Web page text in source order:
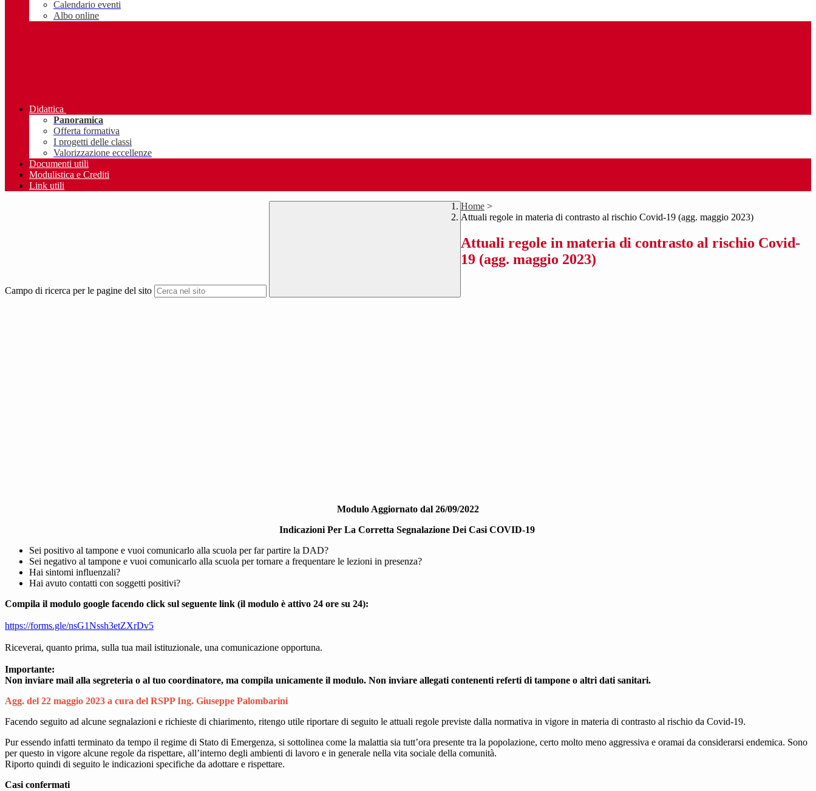
Calendario eventi
Albo online
Didattica
Panoramica
Offerta formativa
I progetti delle classi
Valorizzazione eccellenze
Documenti utili
Modulistica e Crediti
Link utili
Campo di ricerca per le pagine del sito
Home >
Attuali regole in materia di contrasto al rischio Covid-19 (agg. maggio 2023)
Attuali regole in materia di contrasto al rischio Covid-
19 (agg. maggio 2023)
Modulo Aggiornato dal 26/09/2022
Indicazioni Per La Corretta Segnalazione Dei Casi COVID-19
Sei positivo al tampone e vuoi comunicarlo alla scuola per far partire la DAD?
Sei negativo al tampone e vuoi comunicarlo alla scuola per tornare a frequentare le lezioni in presenza?
Hai sintomi influenzali?
Hai avuto contatti con soggetti positivi?
Compila il modulo google facendo click sul seguente link (il modulo è attivo 24 ore su 24):
https://forms.gle/nsG1Nssh3etZXrDv5
Riceverai, quanto prima, sulla tua mail istituzionale, una comunicazione opportuna.
Importante:
Non inviare mail alla segreteria o al tuo coordinatore, ma compila unicamente il modulo. Non inviare allegati contenenti referti di tampone o altri dati sanitari.
Agg. del 22 maggio 2023 a cura del RSPP Ing. Giuseppe Palombarini
Facendo seguito ad alcune segnalazioni e richieste di chiarimento, ritengo utile riportare di seguito le attuali regole previste dalla normativa in vigore in materia di contrasto al rischio da Covid-19.
Pur essendo infatti terminato da tempo il regime di Stato di Emergenza, si sottolinea come la malattia sia tutt’ora presente tra la popolazione, certo molto meno aggressiva e oramai da considerarsi endemica. Sono
per questo in vigore alcune regole da rispettare, all’interno degli ambienti di lavoro e in generale nella vita sociale della comunità.
Riporto quindi di seguito le indicazioni specifiche da adottare e rispettare.
Casi confermati